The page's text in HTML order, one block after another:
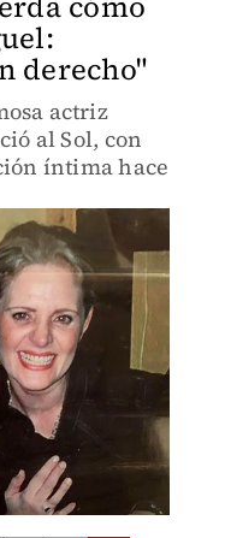
derecho"
actriz
al Sol, con
íntima hace